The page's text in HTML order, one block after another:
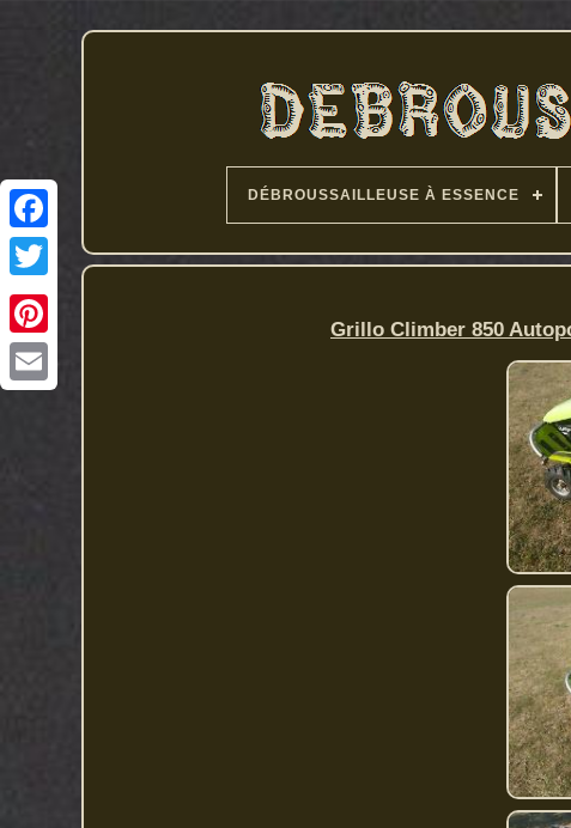
DÉBROUSSAILLEUSE À ESSENCE
Grillo Climber 850